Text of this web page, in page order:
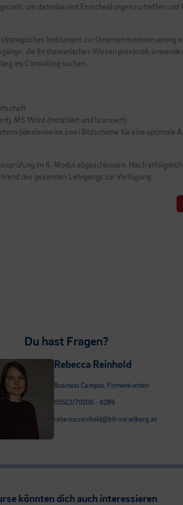
um datenbasiert Entscheidungen zu treffen
Instrument zur Unternehmenssteuerung
die ihr theoretisches Wissen praxisnah
ins Controlling suchen.
MS Word (installiert und lizenziert)
(idealerweise zwei Bildschirme für eine optimale
im 6. Modul abgeschlossen. Nach
des gesamten Lehrgangs zur Verfügung.
Du hast Fragen?
Rebecca Reinhold
Business Campus, Firmenkunden
05522/70200 - 6289
rebecca.reinhold@bfi-vorarlberg.at
könnten dich auch interessieren